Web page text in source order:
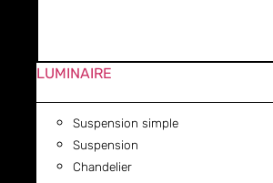
LUMINAIRE
Suspension simple
Suspension
Chandelier